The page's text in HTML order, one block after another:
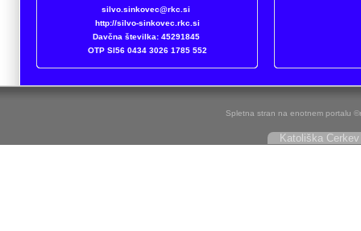
silvo.sinkovec@rkc.si
http://silvo-sinkovec.rkc.si
Davčna številka: 45291845
OTP SI56 0434 3026 1785 552
Spletna stran na enotnem portalu
Katoliška